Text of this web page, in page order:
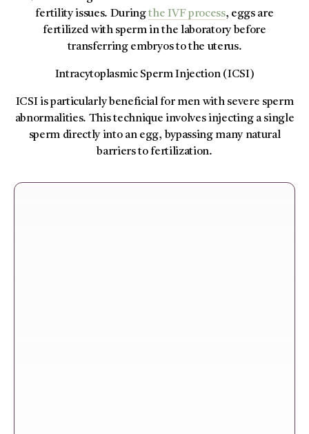
fertility issues. Duringthe IVF process, eggs are
fertilized with sperm in the laboratory before
transferring embryos to the uterus.
Intracytoplasmic Sperm Injection (ICSI)
ICSI is particularly beneficial for men with severe sperm
abnormalities. This technique involves injecting a single
sperm directly into an egg, bypassing many natural
barriers to fertilization.